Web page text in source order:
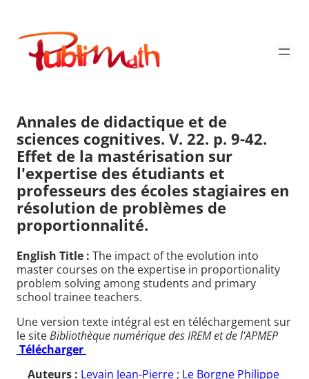
contenu
Publimath
Annales de didactique et de
sciences cognitives. V. 22. p. 9-42.
Effet de la mastérisation sur
l'expertise des étudiants et
professeurs des écoles stagiaires en
résolution de problèmes de
proportionnalité.
English Title : The impact of the evolution into
master courses on the expertise in proportionality
problem solving among students and primary
school trainee teachers.
Une version texte intégral est en téléchargement sur
le siteBibliothèque numérique des IREM et de l'APMEP
Télécharger
Auteurs : Levain Jean-Pierre ; Le Borgne Philippe